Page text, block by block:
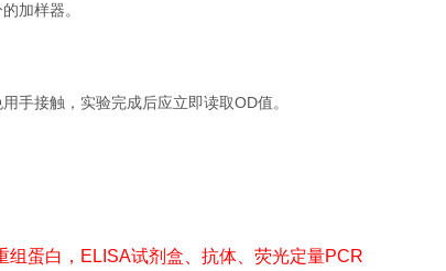
加样器。
手接触，实验完成后应立即读取OD值。
蛋白，ELISA试剂盒、抗体、荧光定量PCR